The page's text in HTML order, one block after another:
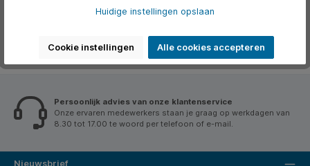
Persoonlijk advies van onze klantenservice
Onze ervaren medewerkers staan je graag op werkdagen van
8.30 tot 17.00 te woord per telefoon of e-mail.
Nieuwsbrief
Huidige instellingen opslaan
Cookie instellingen Alle cookies accepteren